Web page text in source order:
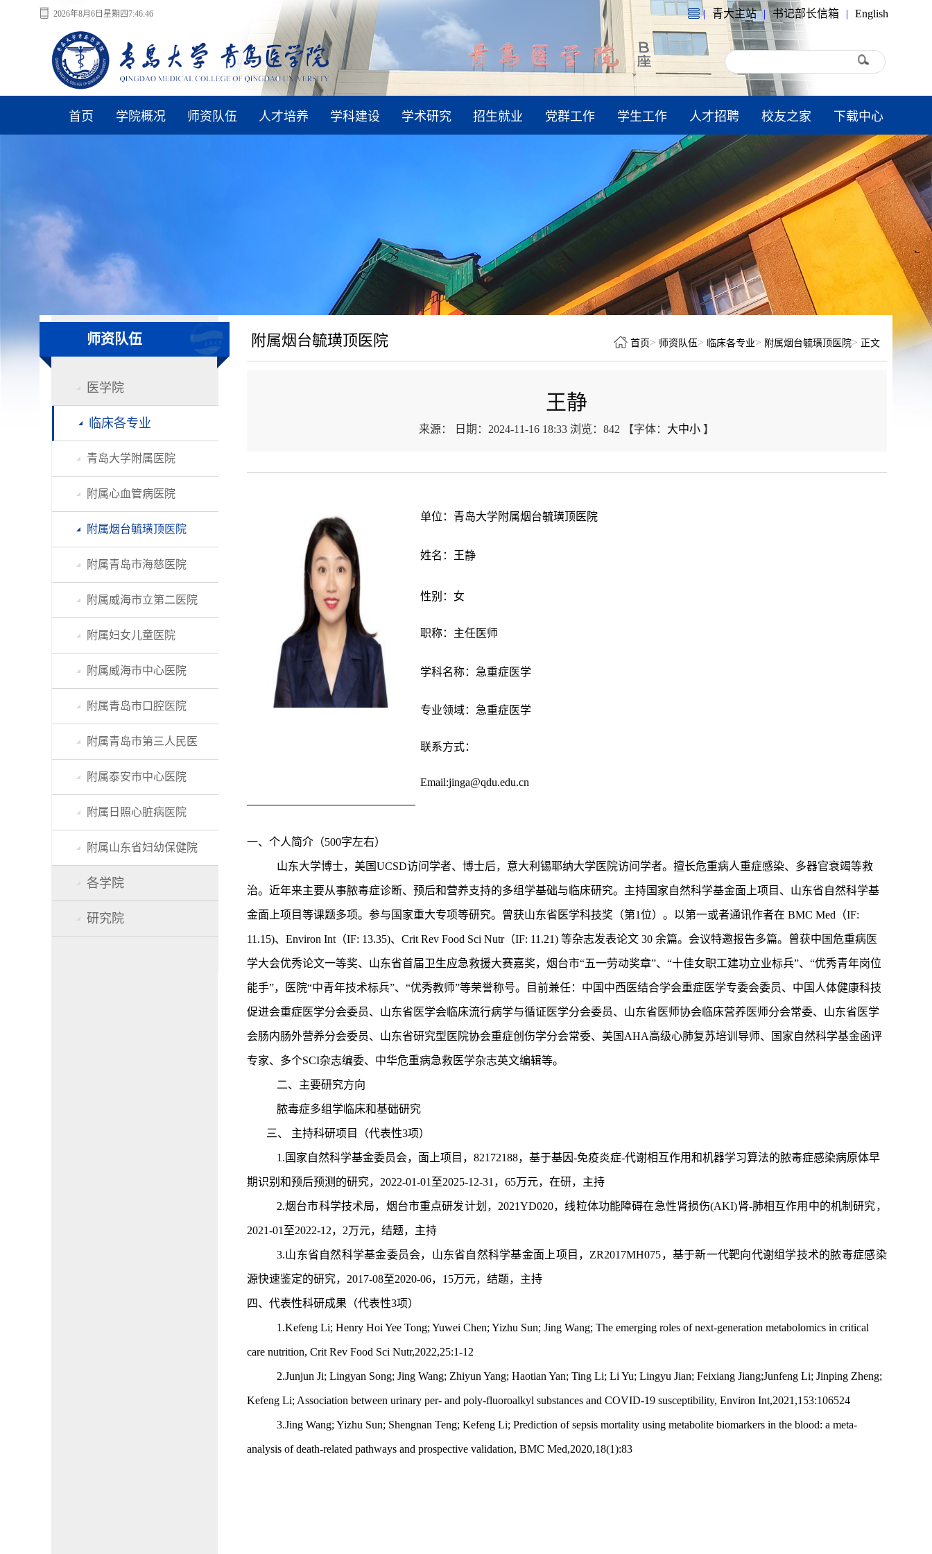
2026年8月6日星期四7:46:47 | 青大主站 | 书记部长信箱 | English
首页 学院概况 师资队伍 人才培养 学科建设 学术研究 招生就业 党群工作 学生工作 人才招聘 校友之家 下载中心
师资队伍
医学院
临床各专业
青岛大学附属医院
附属心血管病医院
附属烟台毓璜顶医院
附属青岛市海慈医院
附属威海市立第二医院
附属妇女儿童医院
附属威海市中心医院
附属青岛市口腔医院
附属青岛市第三人民医
附属泰安市中心医院
附属日照心脏病医院
附属山东省妇幼保健院
各学院
研究院
附属烟台毓璜顶医院 首页 > 师资队伍> 临床各专业> 附属烟台毓璜顶医院> 正文
王静
来源： 日期：2024-11-16 18:33 浏览：842 【字体： 大中小 】
单位：青岛大学附属烟台毓璜顶医院
姓名： 王静
性别： 女
职称： 主任医师
学科名称： 急重症医学
专业领域： 急重症医学
联系方式：
Email:jinga@qdu.edu.cn
一、个人简介（500字左右）
山东大学博士，美国UCSD访问学者、博士后，意大利锡耶纳大学医院访问学者。擅长危重病人重症感染、多器官衰竭等救
治。近年来主要从事脓毒症诊断、预后和营养支持的多组学基础与临床研究。主持国家自然科学基金面上项目、山东省自然科学基
金面上项目等课题多项。参与国家重大专项等研究。曾获山东省医学科技奖（第1位）。以第一或者通讯作者在 BMC Med（IF:
11.15)、Environ Int（IF: 13.35)、Crit Rev Food Sci Nutr（IF: 11.21) 等杂志发表论文 30 余篇。会议特邀报告多篇。曾获中国危重病医
学大会优秀论文一等奖、山东省首届卫生应急救援大赛嘉奖，烟台市“五一劳动奖章”、“十佳女职工建功立业标兵”、“优秀青年岗位
能手”，医院“中青年技术标兵”、“优秀教师”等荣誉称号。目前兼任：中国中西医结合学会重症医学专委会委员、中国人体健康科技
促进会重症医学分会委员、山东省医学会临床流行病学与循证医学分会委员、山东省医师协会临床营养医师分会常委、山东省医学
会肠内肠外营养分会委员、山东省研究型医院协会重症创伤学分会常委、美国AHA高级心肺复苏培训导师、国家自然科学基金函评
专家、多个SCI杂志编委、中华危重病急救医学杂志英文编辑等。
二、主要研究方向
脓毒症多组学临床和基础研究
三、 主持科研项目（代表性3项）
1 .国家自然科学基金委员会，面上项目，82172188，基于基因-免疫炎症-代谢相互作用和机器学习算法的脓毒症感染病原体早
期识别和预后预测的研究，2022-01-01至2025-12-31，65万元，在研，主持
2.烟台市科学技术局，烟台市重点研发计划，2021YD020，线粒体功能障碍在急性肾损伤(AKI)肾-肺相互作用中的机制研究，
2021-01至2022-12，2万元，结题，主持
3.山东省自然科学基金委员会，山东省自然科学基金面上项目，ZR2017MH075，基于新一代靶向代谢组学技术的脓毒症感染
源快速鉴定的研究，2017-08至2020-06，15万元，结题，主持
四、 代表性科研成果（代表性3项）
1.Kefeng Li; Henry Hoi Yee Tong; Yuwei Chen; Yizhu Sun; Jing Wang; The emerging roles of next-generation metabolomics in critical
care nutrition, Crit Rev Food Sci Nutr,2022,25:1-12
2.Junjun Ji; Lingyan Song; Jing Wang; Zhiyun Yang; Haotian Yan; Ting Li; Li Yu; Lingyu Jian; Feixiang Jiang;Junfeng Li; Jinping Zheng;
Kefeng Li; Association between urinary per- and poly-fluoroalkyl substances and COVID-19 susceptibility, Environ Int,2021 ,153:106524
3.Jing Wang; Yizhu Sun; Shengnan Teng; Kefeng Li; Prediction of sepsis mortality using metabolite biomarkers in the blood: a meta-
analysis of death-related pathways and prospective validation, BMC Med,2020,18(1):83